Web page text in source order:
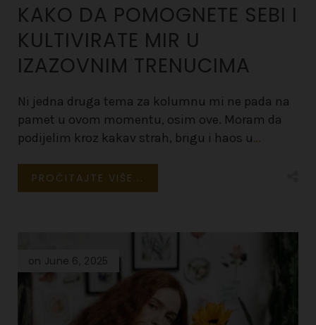
KAKO DA POMOGNETE SEBI I
KULTIVIRATE MIR U
IZAZOVNIM TRENUCIMA
Ni jedna druga tema za kolumnu mi ne pada na
pamet u ovom momentu, osim ove. Moram da
podijelim kroz kakav strah, brigu i haos u…
PROČITAJTE VIŠE...
on June 6, 2025